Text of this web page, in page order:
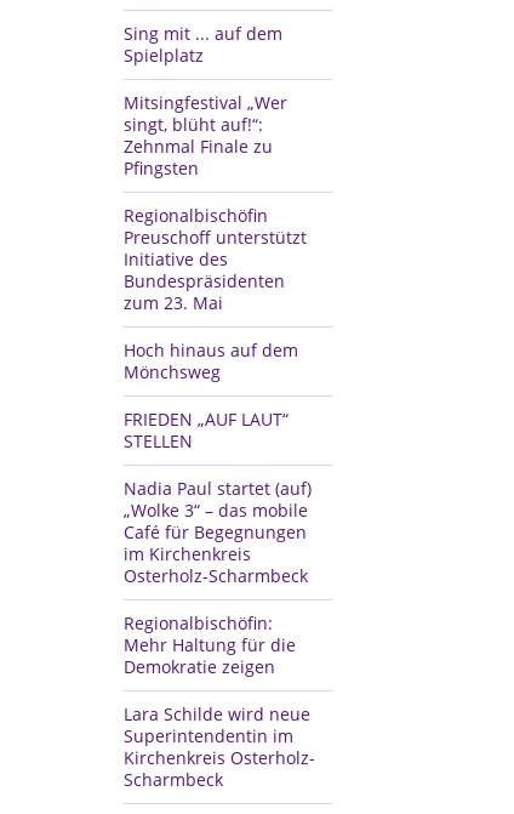
Sing mit ... auf dem
Spielplatz
Mitsingfestival „Wer
singt, blüht auf!“:
Zehnmal Finale zu
Pfingsten
Regionalbischöfin
Preuschoff unterstützt
Initiative des
Bundespräsidenten
zum 23. Mai
Hoch hinaus auf dem
Mönchsweg
FRIEDEN „AUF LAUT“
STELLEN
Nadia Paul startet (auf)
„Wolke 3“ – das mobile
Café für Begegnungen
im Kirchenkreis
Osterholz-Scharmbeck
Regionalbischöfin:
Mehr Haltung für die
Demokratie zeigen
Lara Schilde wird neue
Superintendentin im
Kirchenkreis Osterholz-
Scharmbeck